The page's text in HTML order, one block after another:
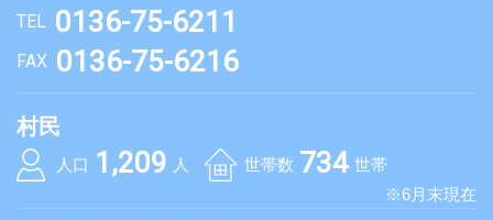
TEL 0136-75-6211
FAX 0136-75-6216
村民
人口 1,209 人 世帯数 734 世帯
※6月末現在